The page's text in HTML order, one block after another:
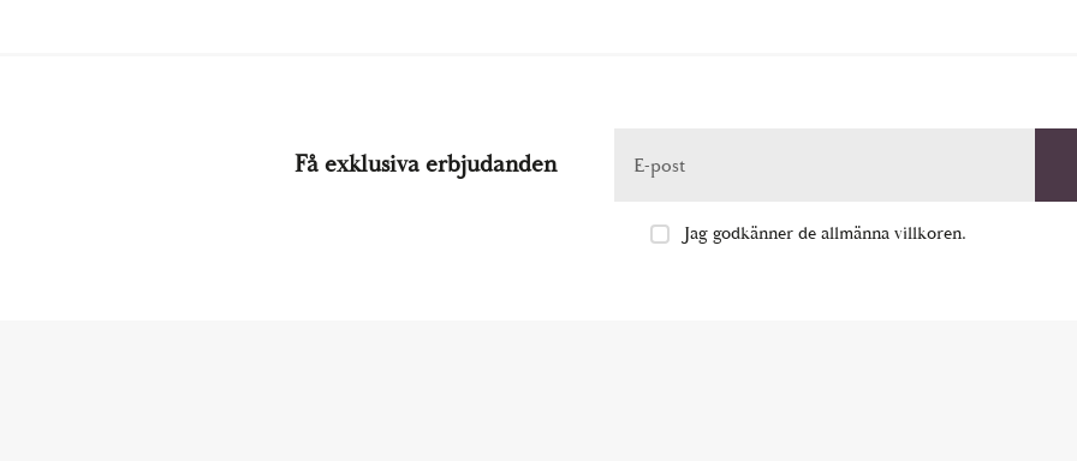
Få exklusiva erbjudanden E-post
Jag godkänner de allmänna villkoren.